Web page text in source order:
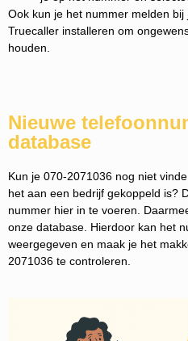
Ook kun je het nummer melden
Truecaller installeren om
houden.
Nieuwe
database
Kun je 070-2071036 nog niet
het aan een bedrijf gekoppeld is?
nummer hier in te voeren.
onze database. Hierdoor kan het
weergegeven en maak je het
2071036 te controleren.